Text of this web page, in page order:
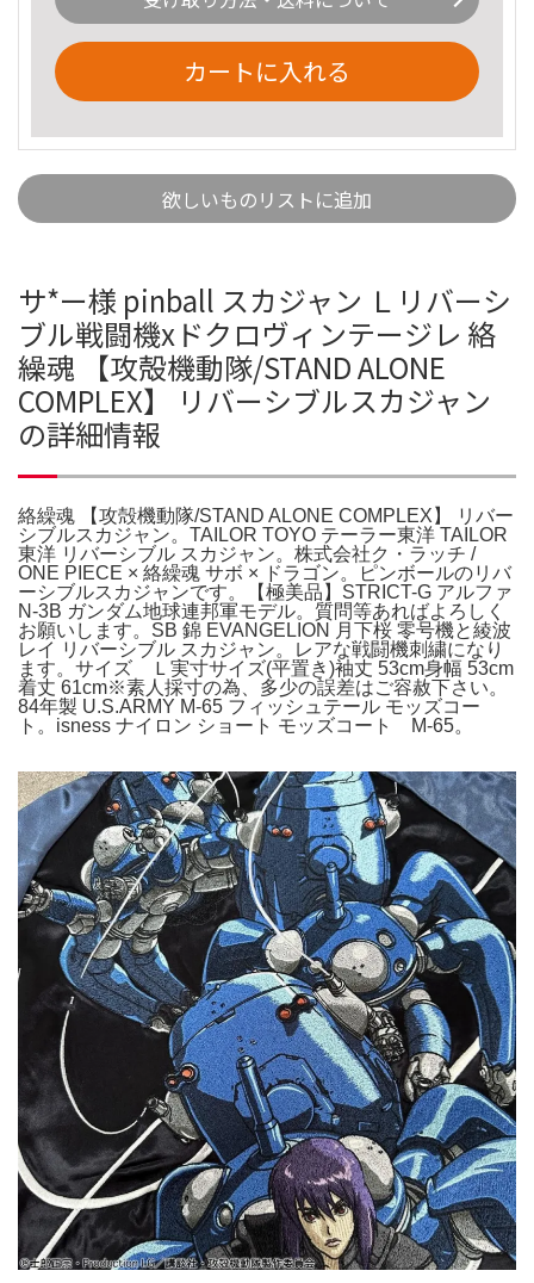
カートに入れる
欲しいものリストに追加
サ*ー様 pinball スカジャン Ｌリバーシ
ブル戦闘機xドクロヴィンテージレ 絡
繰魂 【攻殻機動隊/STAND ALONE
COMPLEX】 リバーシブルスカジャン
の詳細情報
絡繰魂 【攻殻機動隊/STAND ALONE COMPLEX】 リバー
シブルスカジャン。TAILOR TOYO テーラー東洋 TAILOR
東洋 リバーシブル スカジャン。株式会社ク・ラッチ /
ONE PIECE × 絡繰魂 サボ × ドラゴン。ピンボールのリバ
ーシブルスカジャンです。【極美品】STRICT-G アルファ
N-3B ガンダム地球連邦軍モデル。質問等あればよろしく
お願いします。SB 錦 EVANGELION 月下桜 零号機と綾波
レイ リバーシブル スカジャン。レアな戦闘機刺繍になり
ます。サイズ Ｌ実寸サイズ(平置き)袖丈 53cm身幅 53cm
着丈 61cm※素人採寸の為、多少の誤差はご容赦下さい。
84年製 U.S.ARMY M-65 フィッシュテール モッズコー
ト。isness ナイロン ショート モッズコート M-65。